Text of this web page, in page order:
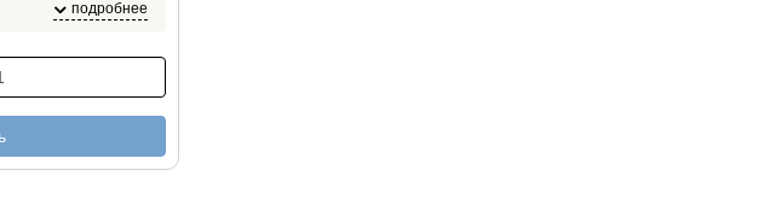
из-за
подробнее